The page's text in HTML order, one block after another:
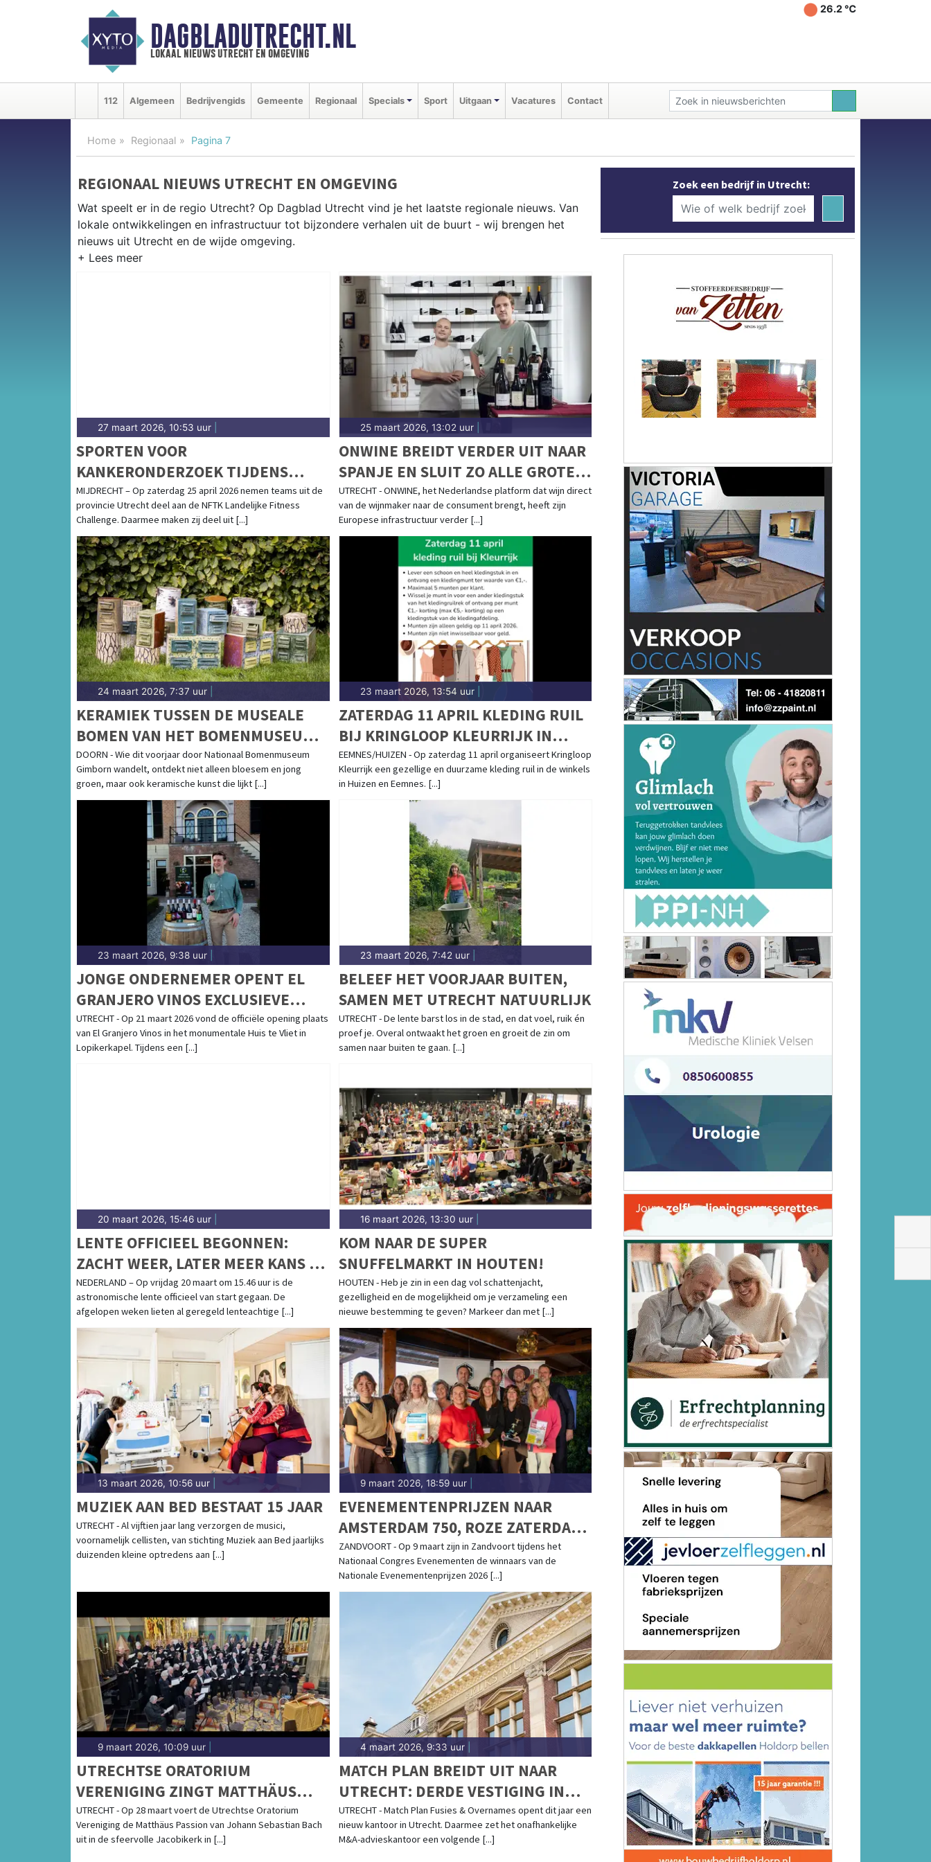
DAGBLADUTRECHT.NL
lokaal nieuws utrecht en omgeving
26.2 ℃
112 Algemeen Bedrijvengids Gemeente Regionaal Specials Sport Uitgaan Vacatures Contact
Home Regionaal Pagina 7
REGIONAAL NIEUWS UTRECHT EN OMGEVING
Wat speelt er in de regio Utrecht? Op Dagblad Utrecht vind je het laatste regionale nieuws. Van
lokale ontwikkelingen en infrastructuur tot bijzondere verhalen uit de buurt - wij brengen het
nieuws uit Utrecht en de wijde omgeving.
Naast Utrecht volgen wij ook het nieuws uit Nieuwegein, Woerden, De Bilt en andere gemeenten
27 maart 2026, 10:53 uur
SPORTEN VOOR
KANKERONDERZOEK TIJDENS
NFTK LANDELIJKE FITNESS
CHALLENGE
MIJDRECHT – Op zaterdag 25 april 2026 nemen teams uit de
provincie Utrecht deel aan de NFTK Landelijke Fitness
Challenge. Daarmee maken zij deel uit [...]
25 maart 2026, 13:02 uur|
ONWINE BREIDT VERDER UIT NAAR
SPANJE EN SLUIT ZO ALLE GROTE
EUROPESE WIJNLANDEN AAN OP
WEG NAAR EEN EERLIJKE EN
TRANSPARANTE WIJNMARKT
UTRECHT - ONWINE, het Nederlandse platform dat wijn direct
van de wijnmaker naar de consument brengt, heeft zijn
Europese infrastructuur verder [...]
24 maart 2026, 7:37 uur
KERAMIEK TUSSEN DE MUSEALE
BOMEN VAN HET BOMENMUSEUM:
‘ODE AAN DE NATUUR 2026’ IN
DOORN
DOORN - Wie dit voorjaar door Nationaal Bomenmuseum
Gimborn wandelt, ontdekt niet alleen bloesem en jong
groen, maar ook keramische kunst die lijkt [...]
23 maart 2026, 13:54 uur|
ZATERDAG 11 APRIL KLEDING RUIL
BIJ KRINGLOOP KLEURRIJK IN
HUIZEN EN EEMNES
EEMNES/HUIZEN - Op zaterdag 11 april organiseert Kringloop
Kleurrijk een gezellige en duurzame kleding ruil in de winkels
in Huizen en Eemnes. [...]
23 maart 2026, 9:38 uur
JONGE ONDERNEMER OPENT EL
GRANJERO VINOS EXCLUSIEVE
WIJNEN VANUIT CHILI
UTRECHT - Op 21 maart 2026 vond de officiële opening plaats
van El Granjero Vinos in het monumentale Huis te Vliet in
Lopikerkapel. Tijdens een [...]
23 maart 2026, 7:42 uur|
BELEEF HET VOORJAAR BUITEN,
SAMEN MET UTRECHT NATUURLIJK
UTRECHT - De lente barst los in de stad, en dat voel, ruik én
proef je. Overal ontwaakt het groen en groeit de zin om
samen naar buiten te gaan. [...]
20 maart 2026, 15:46 uur
LENTE OFFICIEEL BEGONNEN:
ZACHT WEER, LATER MEER KANS OP
BUIEN
NEDERLAND – Op vrijdag 20 maart om 15.46 uur is de
astronomische lente officieel van start gegaan. De
afgelopen weken lieten al geregeld lenteachtige [...]
16 maart 2026, 13:30 uur|
KOM NAAR DE SUPER
SNUFFELMARKT IN HOUTEN!
HOUTEN - Heb je zin in een dag vol schattenjacht,
gezelligheid en de mogelijkheid om je verzameling een
nieuwe bestemming te geven? Markeer dan met [...]
13 maart 2026, 10:56 uur
MUZIEK AAN BED BESTAAT 15 JAAR
UTRECHT - Al vijftien jaar lang verzorgen de musici,
voornamelijk cellisten, van stichting Muziek aan Bed jaarlijks
duizenden kleine optredens aan [...]
9 maart 2026, 18:59 uur|
EVENEMENTENPRIJZEN NAAR
AMSTERDAM 750, ROZE ZATERDAG
ZAANSTAD EN UTRECHT
ZANDVOORT - Op 9 maart zijn in Zandvoort tijdens het
Nationaal Congres Evenementen de winnaars van de
Nationale Evenementenprijzen 2026 [...]
9 maart 2026, 10:09 uur
UTRECHTSE ORATORIUM
VERENIGING ZINGT MATTHÄUS
PASSION
UTRECHT - Op 28 maart voert de Utrechtse Oratorium
Vereniging de Matthäus Passion van Johann Sebastian Bach
uit in de sfeervolle Jacobikerk in [...]
4 maart 2026, 9:33 uur|
MATCH PLAN BREIDT UIT NAAR
UTRECHT: DERDE VESTIGING IN
HART VAN ONDERNEMEND
NEDERLAND
UTRECHT - Match Plan Fusies & Overnames opent dit jaar een
nieuw kantoor in Utrecht. Daarmee zet het onafhankelijke
M&A-advieskantoor een volgende [...]
Zoek een bedrijf in Utrecht: